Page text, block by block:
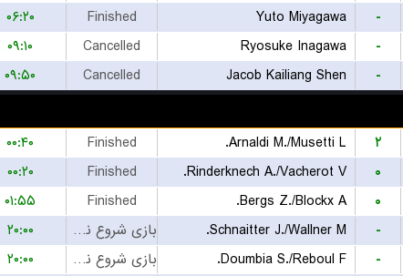
-
Yuto Miyagawa
Finished
۰۶:۲۰
-
Ryosuke Inagawa
Cancelled
۰۹:۱۰
-
Jacob Kailiang Shen
Cancelled
۰۹:۵۰
۲ Arnaldi M./Musetti L.
Finished
۰۰:۴۰
۰ Rinderknech A./Vacherot V.
Finished
۰۰:۲۰
۰ Bergs Z./Blockx A.
Finished
۰۱:۵۵
-
Schnaitter J./Wallner M. بازی شروع نشده است
۲۰:۰۰
-
Doumbia S./Reboul F. بازی شروع نشده است
۲۰:۰۰